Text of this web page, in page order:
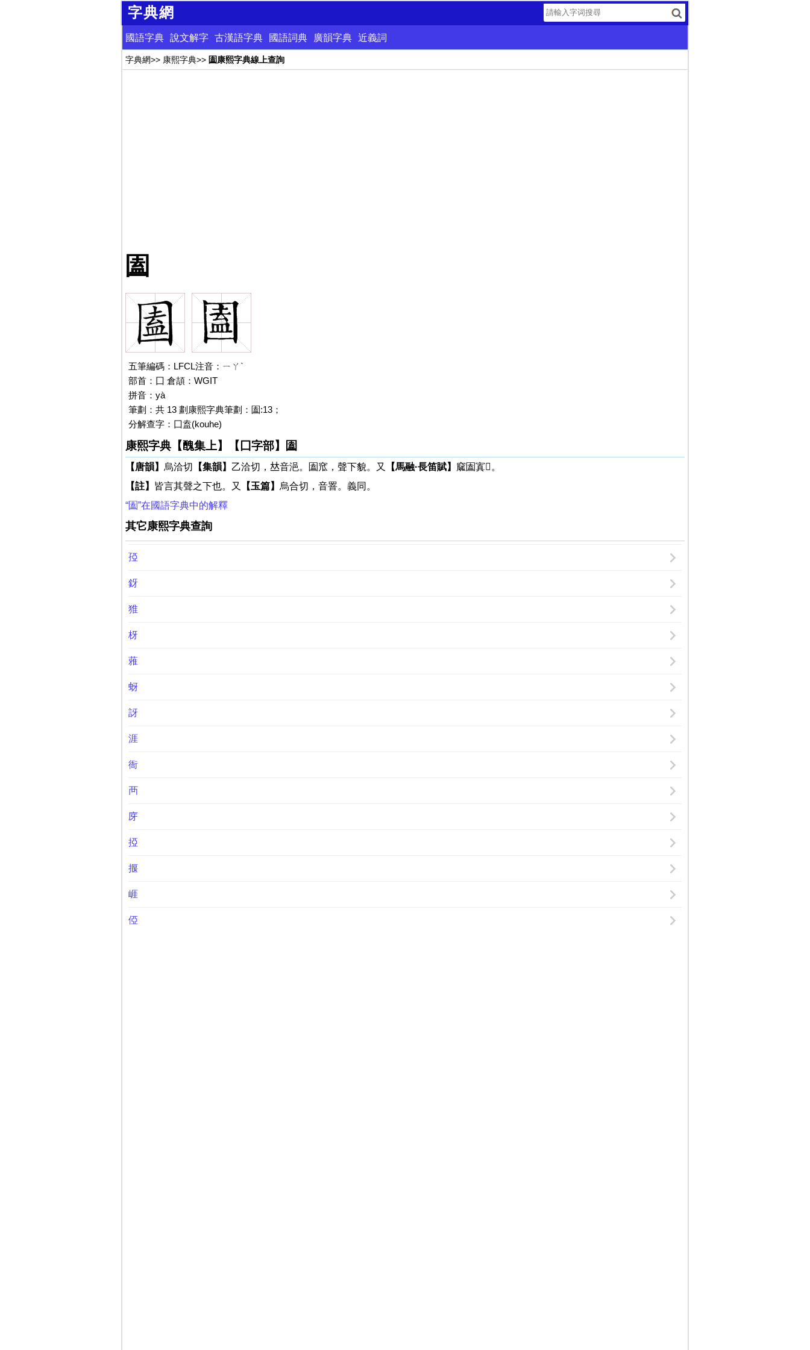
字典網
國語字典 說文解字 古漢語字典 國語詞典 廣韻字典 近義詞
字典網>> 康熙字典>> 圔康熙字典線上查詢
圔
五筆編碼：LFCL注音：ㄧㄚˋ
部首：囗 倉頡：WGIT
拼音：yà
筆劃：共 13 劃康熙字典筆劃：圔:13；
分解查字：囗盍(kouhe)
康熙字典【醜集上】【囗字部】圔
【唐韻】 烏洽切 【集韻】 乙洽切，𠀤音浥。圔窊，聲下貌。又 【馬融·長笛賦】 窳圔寘𧹞。
【註】 皆言其聲之下也。又 【玉篇】 烏合切，音罯。義同。
“圔”在國語字典中的解釋
其它康熙字典查詢
孲
釾
猚
枒
蕥
蚜
訝
涯
衙
襾
庌
掗
揠
崕
俹